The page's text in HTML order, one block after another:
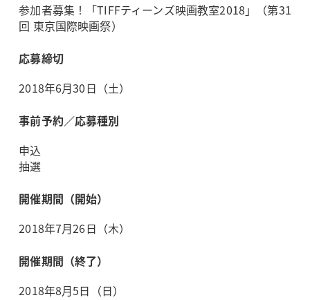
参加者募集！「TIFFティーンズ映画教室2018」（第31
回 東京国際映画祭）
応募締切
2018年6月30日（土）
事前予約／応募種別
申込
抽選
開催期間（開始）
2018年7月26日（木）
開催期間（終了）
2018年8月5日（日）